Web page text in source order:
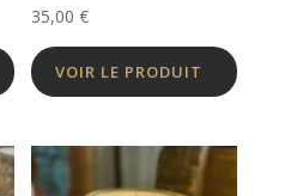
35,00€
VOIR LE PRODUIT